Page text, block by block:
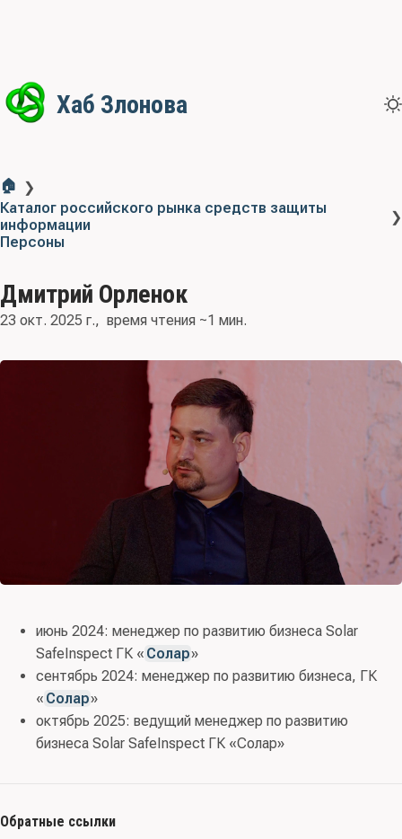
Хаб Злонова
🏠 ❯
Каталог российского рынка средств защиты
информации
❯
Персоны
Дмитрий Орленок
23 окт. 2025 г. время чтения ~1 мин.
июнь 2024: менеджер по развитию бизнеса Solar
SafeInspect ГК « Солар»
сентябрь 2024: менеджер по развитию бизнеса, ГК
« Солар»
октябрь 2025: ведущий менеджер по развитию
бизнеса Solar SafeInspect ГК «Солар»
Обратные ссылки